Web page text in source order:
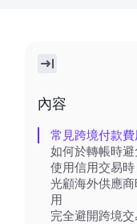
內容
常見跨境付款費
如何於轉帳時
使用信用交易
光顧海外供應
用
完全避開跨境